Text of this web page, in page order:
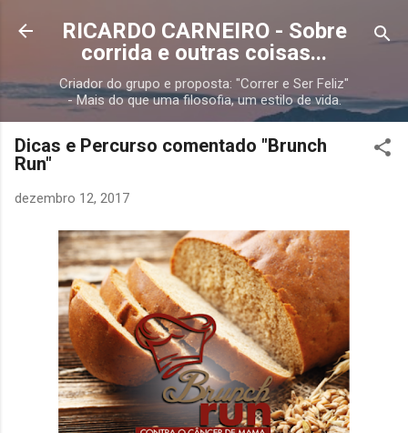
Pular para o conteúdo principal
RICARDO CARNEIRO - Sobre
corrida e outras coisas...
Criador do grupo e proposta: "Correr e Ser Feliz"
- Mais do que uma filosofia, um estilo de vida.
Dicas e Percurso comentado "Brunch
Run"
dezembro 12, 2017